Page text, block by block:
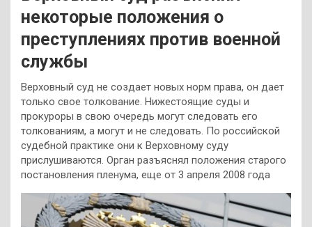
некоторые положения о
преступлениях против военной
службы
Верховный суд не создает новых норм права, он дает
только свое толкование. Нижестоящие суды и
прокуроры в свою очередь могут следовать его
толкованиям, а могут и не следовать. По российской
судебной практике они к Верховному суду
прислушиваются. Орган разъяснял положения старого
постановления пленума, еще от 3 апреля 2008 года